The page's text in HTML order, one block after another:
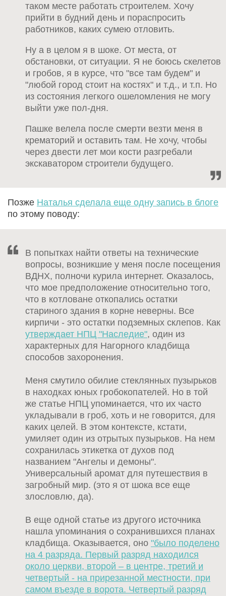
таком месте работать строителем. Хочу
прийти в будний день и пораспросить
работников, каких сумею отловить.
Ну а в целом я в шоке. От места, от
обстановки, от ситуации. Я не боюсь скелетов
и гробов, я в курсе, что "все там будем" и
"любой город стоит на костях" и т.д., и т.п. Но
из состояния легкого ошеломления не могу
выйти уже пол-дня.
Пашке велела после смерти везти меня в
крематорий и оставить там. Не хочу, чтобы
через двести лет мои кости разгребали
экскаватором строители будущего.
Позже Наталья сделала еще одну запись в блоге
по этому поводу:
В попытках найти ответы на технические
вопросы, возникшие у меня после посещения
ВДНХ, полночи курила интернет. Оказалось,
что мое предположение относительно того,
что в котловане откопались остатки
стариного здания в корне неверны. Все
кирпичи - это остатки подземных склепов. Как
утверждает НПЦ "Наследие", один из
характерных для Нагорного кладбища
способов захоронения.
Меня смутило обилие стеклянных пузырьков
в находках юных гробокопателей. Но в той
же статье НПЦ упоминается, что их часто
укладывали в гроб, хоть и не говорится, для
каких целей. В этом контексте, кстати,
умиляет один из отрытых пузырьков. На нем
сохранилась этикетка от духов под
названием "Ангелы и демоны".
Универсальный аромат для путешествия в
загробный мир. (это я от шока все еще
злословлю, да).
В еще одной статье из другого источника
нашла упоминания о сохранившихся планах
кладбища. Оказывается, оно "было поделено
на 4 разряда. Первый разряд находился
около церкви, второй – в центре, третий и
четвертый - на прирезанной местности, при
самом въезде в ворота. Четвертый разряд